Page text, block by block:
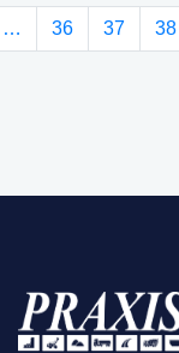
… 36 37 38